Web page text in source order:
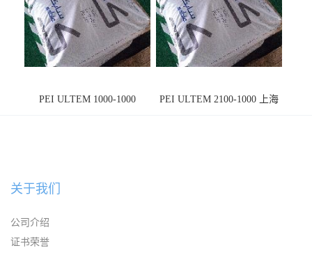
PEI ULTEM 1000-1000
PEI ULTEM 2100-1000 上海
关于我们
公司介绍
证书荣誉